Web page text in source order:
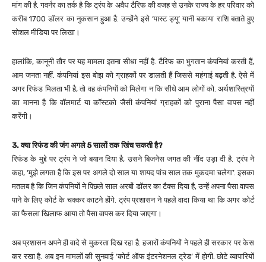
मांग की है. गवर्नर का तर्क है कि ट्रंप के अवैध टैरिफ की वजह से उनके राज्य के हर परिवार को
करीब 1700 डॉलर का नुकसान हुआ है. उन्होंने इसे ‘पास्ट ड्यू’ यानी बकाया राशि बताते हुए
सोशल मीडिया पर लिखा।
हालांकि, कानूनी तौर पर यह मामला इतना सीधा नहीं है. टैरिफ का भुगतान कंपनियां करती हैं,
आम जनता नहीं. कंपनियां इस बोझ को ग्राहकों पर डालती हैं जिससे महंगाई बढ़ती है. ऐसे में
अगर रिफंड मिलता भी है, तो वह कंपनियों को मिलेगा न कि सीधे आम लोगों को. अर्थशास्त्रियों
का मानना है कि वॉलमार्ट या कॉस्टको जैसी कंपनियां ग्राहकों को पुराना पैसा वापस नहीं
करेंगी।
3. क्या रिफंड की जंग अगले 5 सालों तक खिंच सकती है?
रिफंड के मुद्दे पर ट्रंप ने जो बयान दिया है, उसने बिजनेस जगत की नींद उड़ा दी है. ट्रंप ने
कहा, ‘मुझे लगता है कि इस पर अगले दो साल या शायद पांच साल तक मुकदमा चलेगा’. इसका
मतलब है कि जिन कंपनियों ने पिछले साल अरबों डॉलर का टैक्स दिया है, उन्हें अपना पैसा वापस
पाने के लिए कोर्ट के चक्कर काटने होंगे. ट्रंप प्रशासन ने पहले वादा किया था कि अगर कोर्ट
का फैसला खिलाफ आया तो पैसा वापस कर दिया जाएगा।
अब प्रशासन अपने ही वादे से मुकरता दिख रहा है. हजारों कंपनियों ने पहले ही सरकार पर केस
कर रखा है. अब इन मामलों की सुनवाई ‘कोर्ट ऑफ इंटरनेशनल ट्रेड’ में होगी. छोटे व्यापारियों